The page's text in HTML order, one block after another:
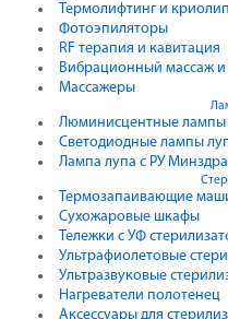
Термолифтинг и
Фотоэпиляторы
RF терапия и кавитация
Вибрационный массаж
Массажеры
Люминисцентные лампы
Светодиодные лампы
Лампа лупа с РУ
Термозапаивающие
Сухожаровые шкафы
Тележки с УФ
Ультрафиолетовые
Ультразвуковые
Нагреватели полотенец
Аксессуары для